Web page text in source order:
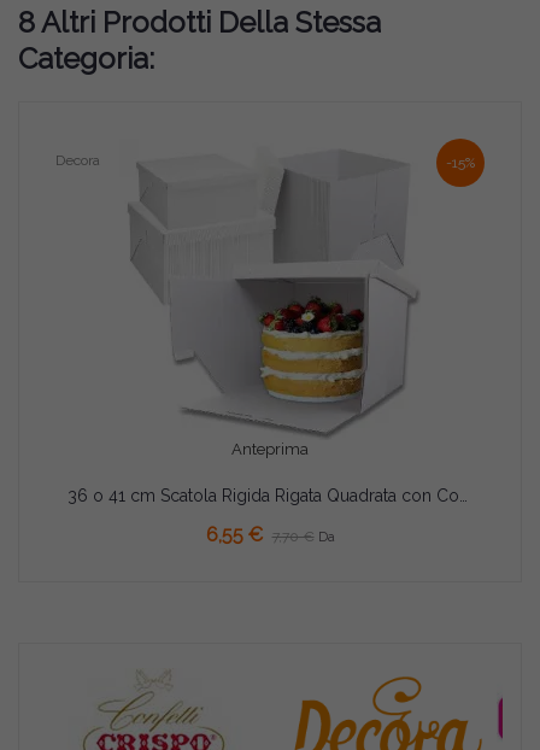
8 Altri Prodotti Della Stessa
Categoria:
-15%
Anteprima
Decora
6,55 € 7,70 € Da